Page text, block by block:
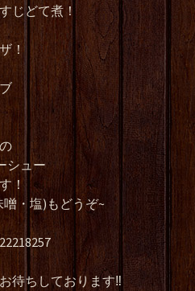
じどて煮！
！
シュー
！
・塩)もどうぞ~
待ちしております‼️